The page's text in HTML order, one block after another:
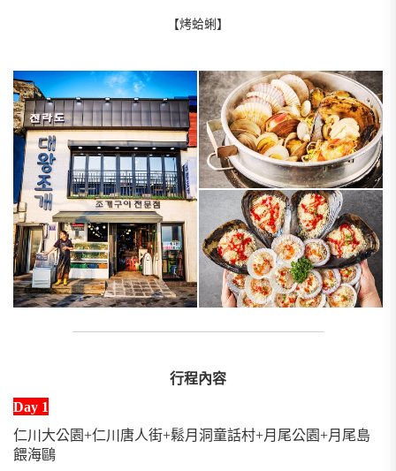
【烤蛤蜊】
行程內容
Day 1
仁川大公園+仁川唐人街+鬆月洞童話村+月尾公園+月尾島
餵海鷗